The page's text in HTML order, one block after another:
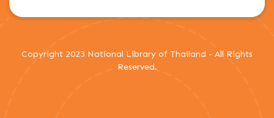
Copyright 2023 National Library of Thailand - All Rights
Reserved.